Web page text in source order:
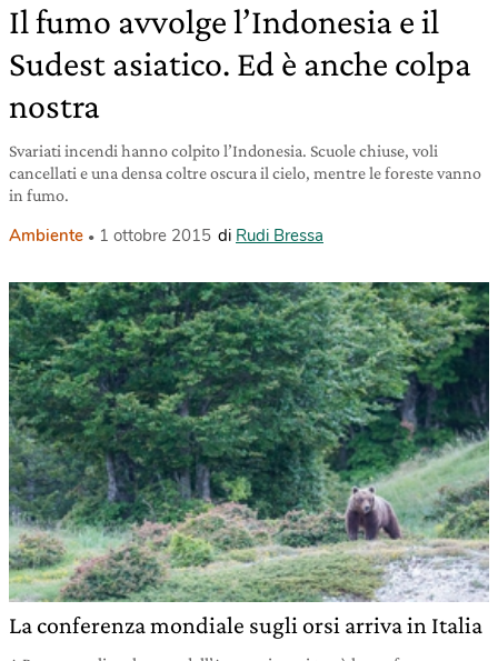
Il fumo avvolge l’Indonesia e il
Sudest asiatico. Ed è anche colpa
nostra
Svariati incendi hanno colpito l’Indonesia. Scuole chiuse, voli
cancellati e una densa coltre oscura il cielo, mentre le foreste vanno
in fumo.
Ambiente 1 ottobre 2015 di Rudi Bressa
La conferenza mondiale sugli orsi arriva in Italia